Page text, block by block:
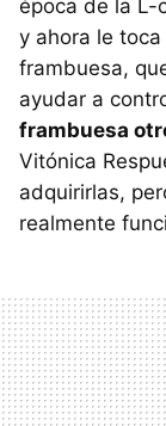
época de la L-
y ahora le
frambuesa,
ayudar a
frambuesa
Vitónica
adquirirlas,
realmente